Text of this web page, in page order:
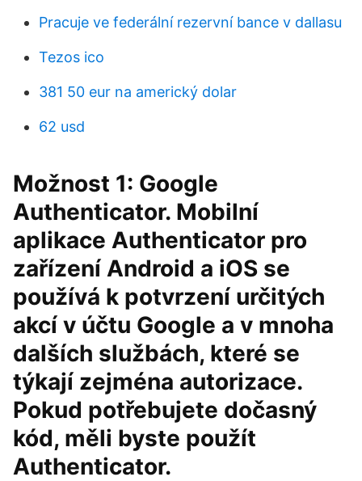
Pracuje ve federální rezervní bance v dallasu
Tezos ico
381 50 eur na americký dolar
62 usd
Možnost 1: Google
Authenticator. Mobilní
aplikace Authenticator pro
zařízení Android a iOS se
používá k potvrzení určitých
akcí v účtu Google a v mnoha
dalších službách, které se
týkají zejména autorizace.
Pokud potřebujete dočasný
kód, měli byste použít
Authenticator.